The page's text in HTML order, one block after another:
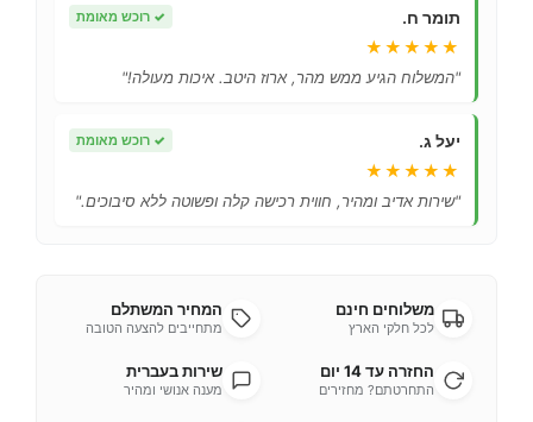
תומר ח. ✓ רוכש מאומת
★★★★★
"המשלוח הגיע ממש מהר, ארוז היטב. איכות מעולה!"
יעל ג. ✓ רוכש מאומת
★★★★★
"שירות אדיב ומהיר, חווית רכישה קלה ופשוטה ללא סיבוכים."
משלוחים חינם
לכל חלקי הארץ
המחיר המשתלם
מתחייבים להצעה הטובה
החזרה עד 14 יום
התחרטתם? מחזירים
שירות בעברית
מענה אנושי ומהיר